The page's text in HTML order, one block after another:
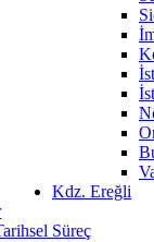
Kdz. Ereğli
Süreç